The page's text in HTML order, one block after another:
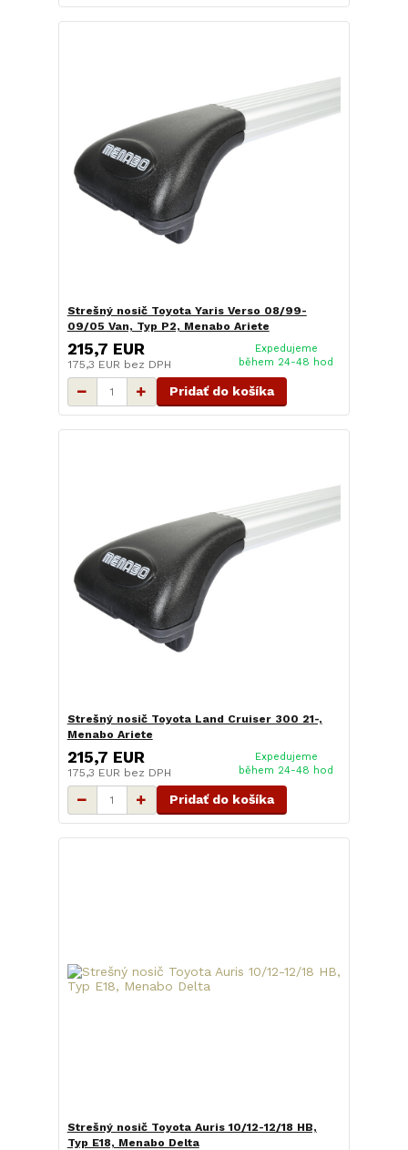
Strešný nosič Toyota Yaris Verso 08/99-
09/05 Van, Typ P2, Menabo Ariete
215,7 EUR
175,3 EUR bez DPH
Expedujeme
během 24-48 hod
Pridať do košíka
Strešný nosič Toyota Land Cruiser 300 21-,
Menabo Ariete
215,7 EUR
175,3 EUR bez DPH
Expedujeme
během 24-48 hod
Pridať do košíka
Strešný nosič Toyota Auris 10/12-12/18 HB,
Typ E18, Menabo Delta